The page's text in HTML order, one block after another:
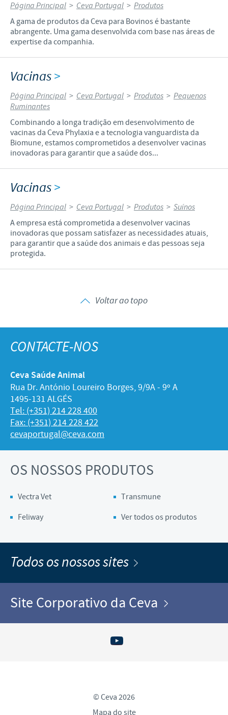
Página Principal > Ceva Portugal > Produtos
A gama de produtos da Ceva para Bovinos é bastante
abrangente. Uma gama desenvolvida com base nas áreas de
expertise da companhia.
Vacinas>
Página Principal > Ceva Portugal > Produtos > Pequenos
Ruminantes
Combinando a longa tradição em desenvolvimento de
vacinas da Ceva Phylaxia e a tecnologia vanguardista da
Biomune, estamos comprometidos a desenvolver vacinas
inovadoras para garantir que a saúde dos...
Vacinas>
Página Principal > Ceva Portugal > Produtos > Suínos
A empresa está comprometida a desenvolver vacinas
inovadoras que possam satisfazer as necessidades atuais,
para garantir que a saúde dos animais e das pessoas seja
protegida.
Voltar ao topo
CONTACTE-NOS
Ceva Saúde Animal
Rua Dr. António Loureiro Borges, 9/9A - 9º A
1495-131 ALGÉS
Tel: (+351) 214 228 400
Fax: (+351) 214 228 422
cevaportugal@ceva.com
OS NOSSOS PRODUTOS
Vectra Vet
Transmune
Feliway
Ver todos os produtos
Todos os nossos sites
Site Corporativo da Ceva
© Ceva 2026
Mapa do site